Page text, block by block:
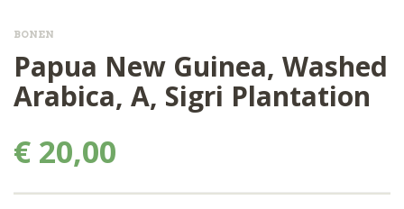
BONEN
Papua New Guinea, Washed
Arabica, A, Sigri Plantation
€ 20,00